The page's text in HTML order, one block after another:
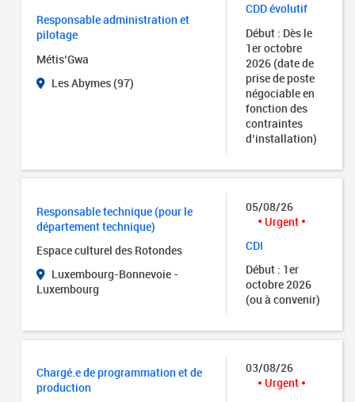
Responsable administration et
pilotage
Métis’Gwa
Les Abymes (97)
CDD évolutif
Début : Dès le
1er octobre
2026 (date de
prise de poste
négociable en
fonction des
contraintes
d’installation)
Responsable technique (pour le
département technique)
Espace culturel des Rotondes
Luxembourg-Bonnevoie -
Luxembourg
05/08/26
Urgent
CDI
Début : 1er
octobre 2026
(ou à convenir)
Chargé.e de programmation et de
production
03/08/26
Urgent